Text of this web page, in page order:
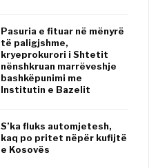
Pasuria e fituar në mënyrë
të paligjshme,
kryeprokurori i Shtetit
nënshkruan marrëveshje
bashkëpunimi me
Institutin e Bazelit
S’ka fluks automjetesh,
kaq po pritet nëpër kufijtë
e Kosovës